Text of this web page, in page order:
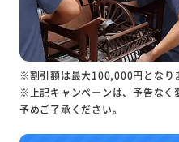
※割引額は最大100,000円となり
※上記キャンペーンは、予告なく
予めご了承ください。